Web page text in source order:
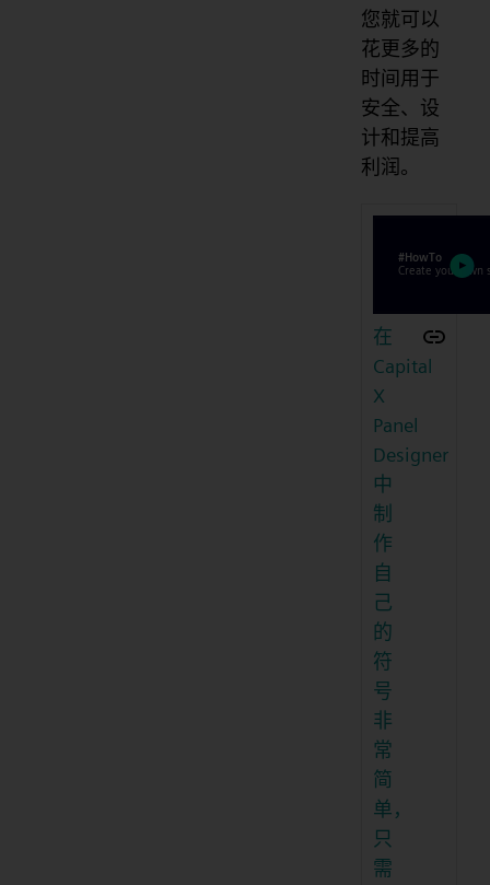
您就可以
花更多的
时间用于
安全、设
计和提高
利润。
在
Capital
X
Panel
Designer
中
制
作
自
己
的
符
号
非
常
简
单，
只
需